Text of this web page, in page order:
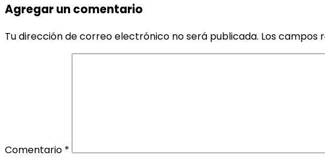
Agregar un comentario
Tu dirección de correo electrónico no será publicada. Los campos
Comentario *